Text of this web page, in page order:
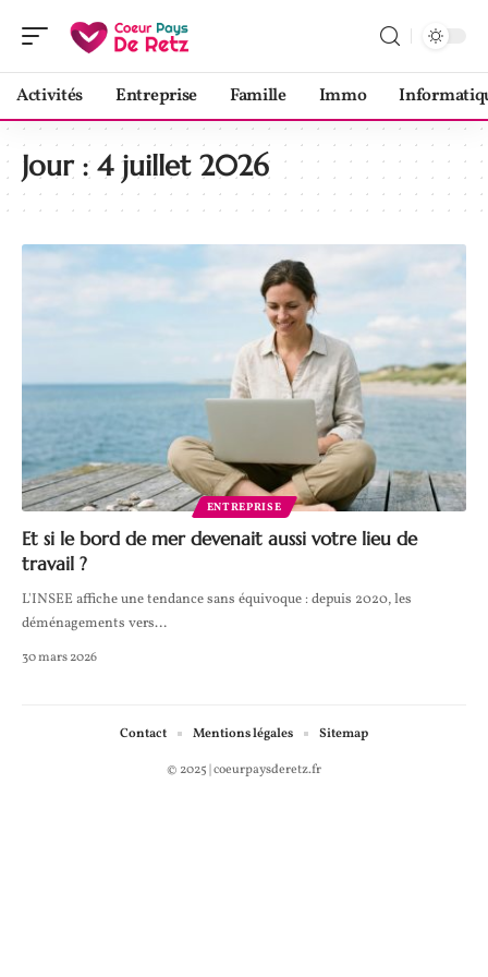
Activités Entreprise Famille Immo
Jour :4 juillet 2026
ENTREPRISE
Et si le bord de mer devenait aussi votre lieu de
travail ?
L'INSEE affiche une tendance sans équivoque : depuis 2020, les
déménagements vers…
30 mars 2026
© 2025 | coeurpaysderetz.fr
Contact Mentions légales Sitemap